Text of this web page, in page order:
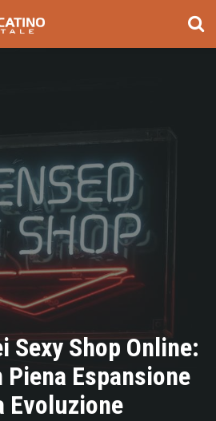
Sexy Shop Online:
Piena Espansione
Evoluzione